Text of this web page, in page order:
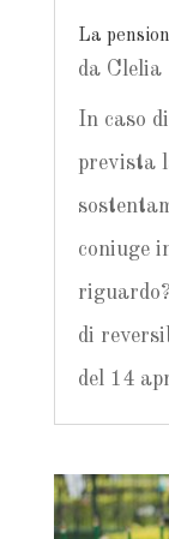
La
da Clelia|
In caso
prevista
coniuge
di
del 14